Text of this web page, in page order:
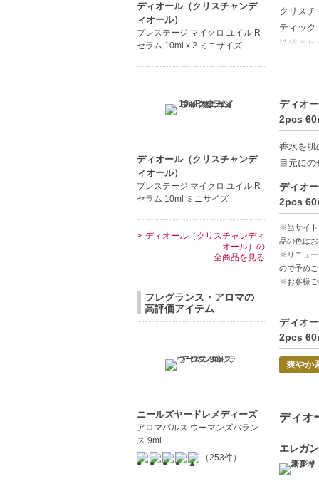
クリス
ティッ
洗練さ
COO: フ
ドが揃っ
豊かな
ベルベ
お好み
COO: 韓
賞味期限
【ご注意
◇こちら
◇お届け
◇配送伝
◇上記注
◇1件の
洗練さ
多彩な
ディオ
2pcs
香水を肌
目元に
ディオ
2pcs
※当サイト
品の色は
※リニュー
ので予め
※お客様ご
ディオ
2pcs
爽やか
ディオ
エレガ
ディオール（クリスチャンデ
ィオール）
プレステージ マイクロ ユイル R
セラム 10ml x 2 ミニサイズ
ディオール（クリスチャンデ
ィオール）
プレステージ マイクロ ユイル R
セラム 10ml ミニサイズ
ディオール（クリスチャンディ
オール）の
全商品を見る
フレグランス・アロマの
高評価アイテム
ニールズヤードレメディーズ
アロマパルス ウーマンズバラン
ス 9ml
（253件）